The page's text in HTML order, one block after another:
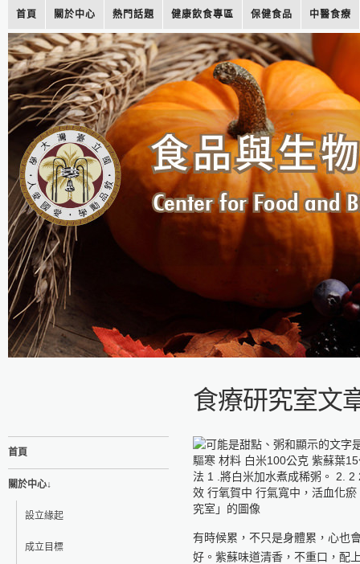
首頁 關於中心 熱門話題 健康飲食專區 保健食品 中醫食療
食療研究室文
首頁
關於中心↓
設立緣起
成立目標
有時候累，不只是身體累，心也
好。紫蘇味道清香，不重口，配